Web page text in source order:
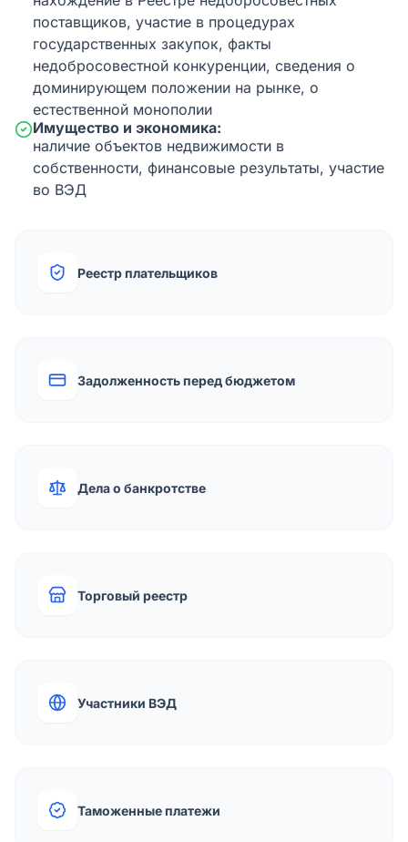
поставщиков, участие в процедурах
государственных закупок, факты
недобросовестной конкуренции, сведения о
доминирующем положении на рынке, о
естественной монополии
Имущество и экономика:
наличие объектов недвижимости в
собственности, финансовые результаты, участие
во ВЭД
Реестр плательщиков
Задолженность перед бюджетом
Дела о банкротстве
Торговый реестр
Участники ВЭД
Таможенные платежи